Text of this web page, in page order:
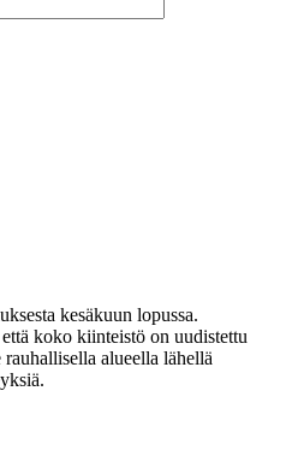
kesäkuun lopussa.
koko kiinteistö on uudistettu
alueella lähellä